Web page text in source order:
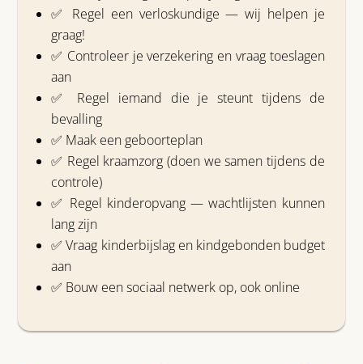
✅ Regel een verloskundige — wij helpen je
graag!
✅ Controleer je verzekering en vraag toeslagen
aan
✅ Regel iemand die je steunt tijdens de
bevalling
✅ Maak een geboorteplan
✅ Regel kraamzorg (doen we samen tijdens de
controle)
✅ Regel kinderopvang — wachtlijsten kunnen
lang zijn
✅ Vraag kinderbijslag en kindgebonden budget
aan
✅ Bouw een sociaal netwerk op, ook online